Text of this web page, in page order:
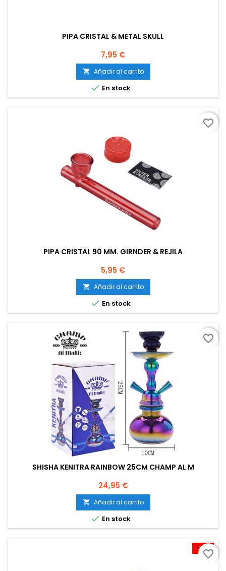
PIPA CRISTAL & METAL SKULL
Precio
7,95 €
 Añadir al carrito
 En stock
PIPA CRISTAL 90 MM. GIRNDER & REJILA
Precio
5,95 €
 Añadir al carrito
 En stock
favorite_border
SHISHA KENITRA RAINBOW 25CM CHAMP AL M
Precio
24,95 €
 Añadir al carrito
 En stock
favorite_border
-20%
favorite_border